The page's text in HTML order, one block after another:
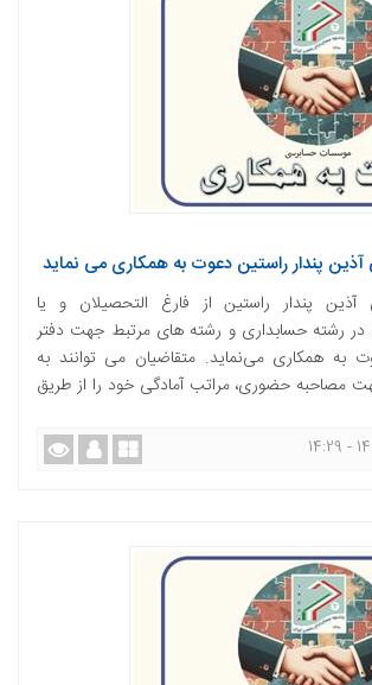
پندار راستین دعوت به همکاری می نماید
پندار راستین از فارغ التحصیلان و یا
در رشته حسابداری و رشته های مرتبط جهت دفتر
به همکاری می‌نماید. متقاضیان می توانند به
مصاحبه حضوری، مراتب آمادگی خود را از طریق